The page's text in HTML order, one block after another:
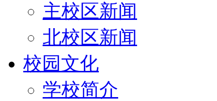
主校区新闻
北校区新闻
校园文化
学校简介